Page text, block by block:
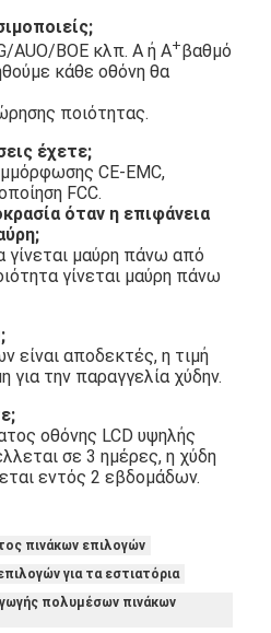
AUO/BOE κλπ. Α ή Α+βαθμό
κάθε οθόνη θα
ποιότητας.
έχετε;
CE-EMC,
FCC.
όταν η επιφάνεια
γίνεται μαύρη πάνω από
γίνεται μαύρη πάνω
είναι αποδεκτές, η τιμή
για την παραγγελία χύδην.
οθόνης LCD υψηλής
σε 3 ημέρες, η χύδη
εντός 2 εβδομάδων.
πινάκων επιλογών
για τα εστιατόρια
πολυμέσων πινάκων